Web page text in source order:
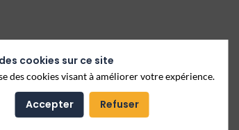
cookies sur ce site
des cookies visant à améliorer votre expérience.
Accepter Refuser